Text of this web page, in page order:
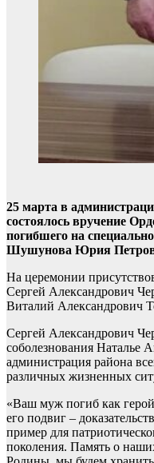
25 марта в
состоялось вручение
погибшего на
Шушунова Юрия
На церемонии
Сергей Александрович
Виталий Александрович
Сергей Александрович
соболезнования Наталье
администрация района
различных жизненных
«Ваш муж погиб как
его подвиг –
пример для
поколения. Память о